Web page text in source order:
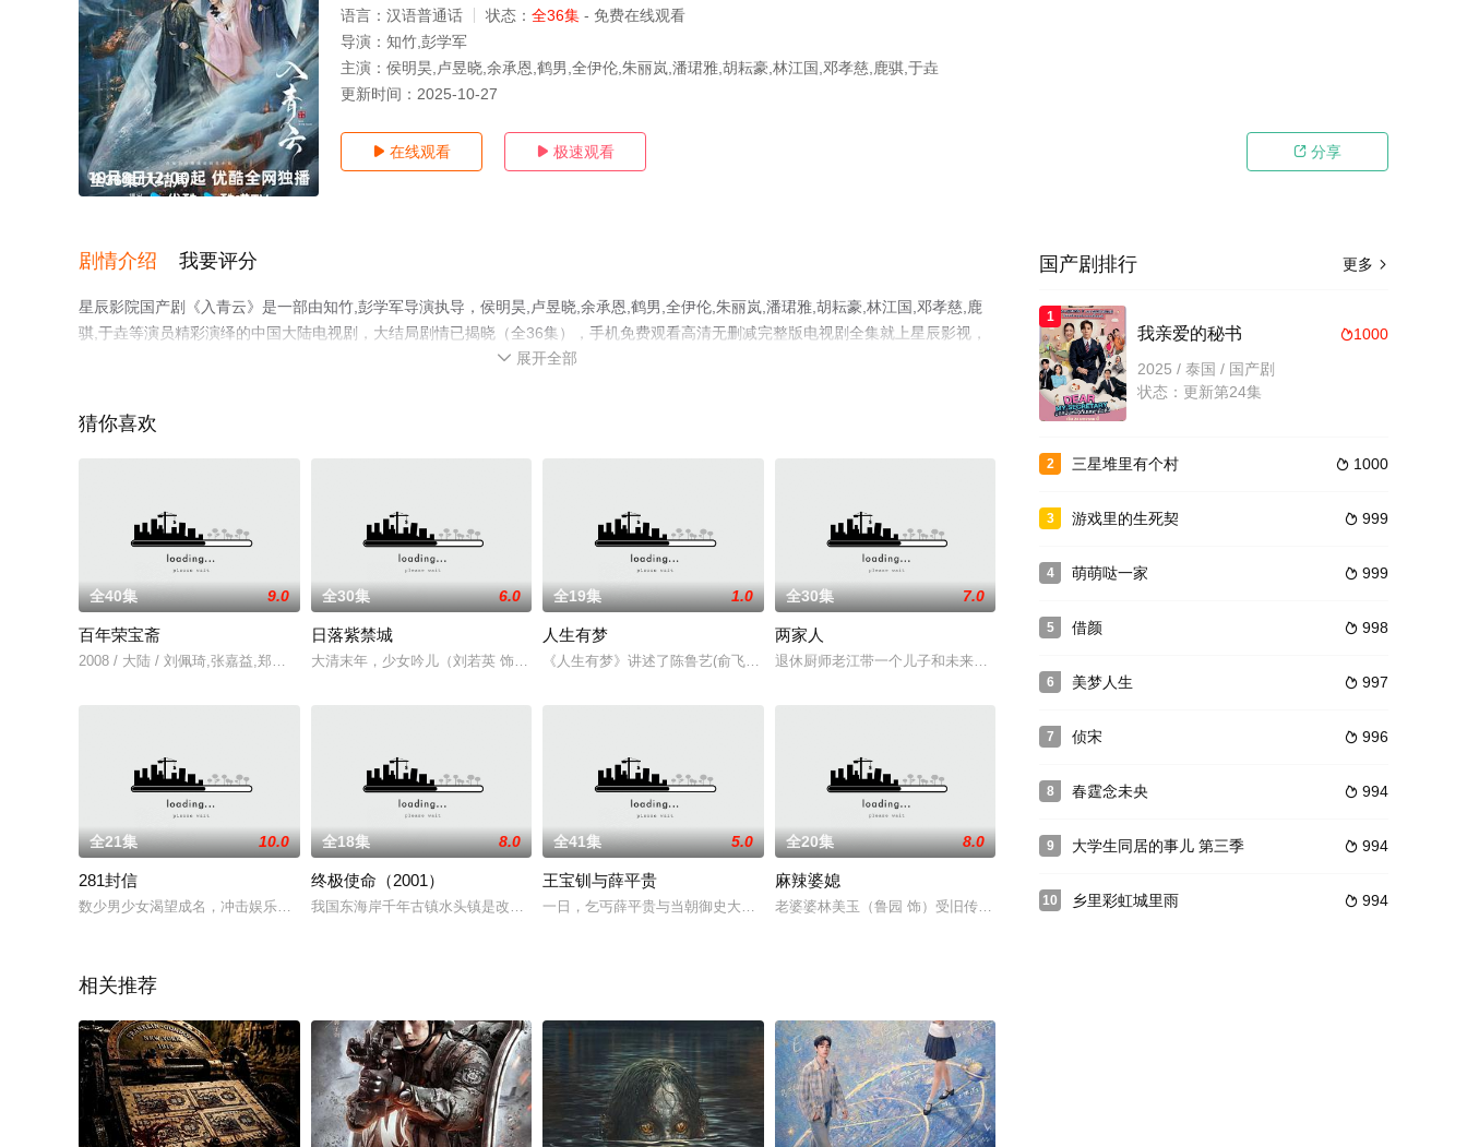
全36集/大结局
语言： 汉语普通话 状态： 全36集 - 免费在线观看
导演： 知竹,彭学军
主演： 侯明昊,卢昱晓,余承恩,鹤男,全伊伦,朱丽岚,潘珺雅,胡耘豪,林江国,邓孝慈,鹿骐,于垚
更新时间： 2025-10-27
 在线观看  极速观看  分享
剧情介绍 我要评分
星辰影院国产剧《入青云》是一部由知竹,彭学军导演执导，侯明昊,卢昱晓,余承恩,鹤男,全伊伦,朱丽岚,潘珺雅,胡耘豪,林江国,邓孝慈,鹿
骐,于垚等演员精彩演绎的中国大陆电视剧，大结局剧情已揭晓（全36集），手机免费观看高清无删减完整版电视剧全集就上星辰影视，
更多相关信息可移步至豆瓣电视剧、电视猫或剧情网等平台了解。
 展开全部
猜你喜欢
全40集 9.0
百年荣宝斋
2008 / 大陆 / 刘佩琦,张嘉益,郑晓宁,姚晨
全30集 6.0
日落紫禁城
大清末年，少女吟儿（刘若英 饰）出嫁前夕，被强召入宫，与心上人荣庆（黄海冰 饰）天各一方，俩人遵循不求同生但求同死的信念
全19集 1.0
人生有梦
《人生有梦》讲述了陈鲁艺(俞飞鸿饰)、楚天良(王新军饰)、刘宁(刘之冰饰)，这三个昔日有瓜葛的中学同学，日后竟成为商海上
全30集 7.0
两家人
退休厨师老江带一个儿子和未来的亲家母女（姓何）联合开餐馆，江家出技术，何家出资金。何大妈原就是生
全21集 10.0
281封信
数少男少女渴望成名，冲击娱乐圈。而现实极为残酷：金钱贿赂、卖身求荣、恶意诽谤、巧取豪夺，在这个大染缸里随处可见……
全18集 8.0
终极使命（2001）
我国东海岸千年古镇水头镇是改革开放最早的黄金地带。镇里的专业户刘昌胜、陈宗堂、汪富陵、李智富等巨富几乎同时收到自称“双马
全41集 5.0
王宝钏与薛平贵
一日，乞丐薛平贵与当朝御史大夫王文的掌上明珠王宝钏邂逅相遇，共同参加吃饭比赛，赢得第一。宝钏生得美貌，有长安第一美人之称
全20集 8.0
麻辣婆媳
老婆婆林美玉（鲁园 饰）受旧传统影响很深，儿媳秦思平（归亚蕾 饰）特别顺从她，说啥听啥。如今，自己
相关推荐
更多 
国产剧排行
1
1000
我亲爱的秘书
2025 / 泰国 / 国产剧
状态：更新第24集
2  1000
三星堆里有个村
3  999
游戏里的生死契
4  999
萌萌哒一家
5  998
借颜
6  997
美梦人生
7  996
侦宋
8  994
春霆念未央
9  994
大学生同居的事儿 第三季
10  994
乡里彩虹城里雨